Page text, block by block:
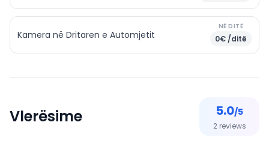
Kamera në Dritaren e Automjetit
NË DITË
0€ /ditë
Vlerësime 5.0/5
2 reviews